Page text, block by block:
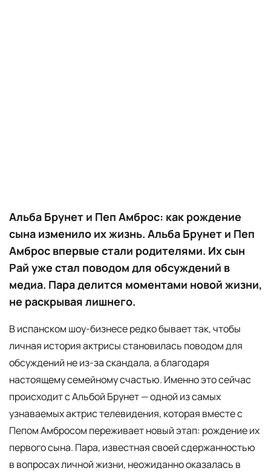
Альба Брунет и Пеп Амброс: как рождение
сына изменило их жизнь. Альба Брунет и Пеп
Амброс впервые стали родителями. Их сын
Рай уже стал поводом для обсуждений в
медиа. Пара делится моментами новой жизни,
не раскрывая лишнего.
В испанском шоу-бизнесе редко бывает так, чтобы
личная история актрисы становилась поводом для
обсуждений не из-за скандала, а благодаря
настоящему семейному счастью. Именно это сейчас
происходит с Альбой Брунет — одной из самых
узнаваемых актрис телевидения, которая вместе с
Пепом Амбросом переживает новый этап: рождение их
первого сына. Пара, известная своей сдержанностью
в вопросах личной жизни, неожиданно оказалась в